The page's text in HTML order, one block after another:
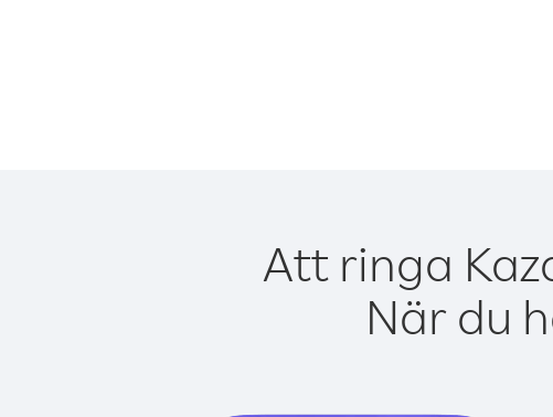
Att ringa
När du